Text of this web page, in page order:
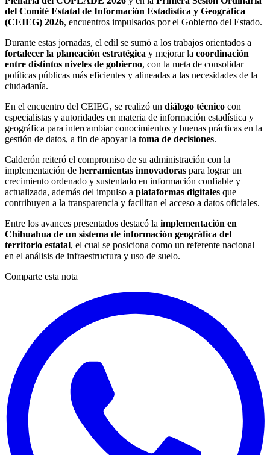
del Comité Estatal de Información Estadística y Geográfica
(CEIEG) 2026, encuentros impulsados por el Gobierno del Estado.
Durante estas jornadas, el edil se sumó a los trabajos orientados a
fortalecer la planeación estratégica y mejorar la coordinación
entre distintos niveles de gobierno, con la meta de consolidar
políticas públicas más eficientes y alineadas a las necesidades de la
ciudadanía.
En el encuentro del CEIEG, se realizó un diálogo técnico con
especialistas y autoridades en materia de información estadística y
geográfica para intercambiar conocimientos y buenas prácticas en la
gestión de datos, a fin de apoyar la toma de decisiones.
Calderón reiteró el compromiso de su administración con la
implementación de herramientas innovadoras para lograr un
crecimiento ordenado y sustentado en información confiable y
actualizada, además del impulso a plataformas digitales que
contribuyen a la transparencia y facilitan el acceso a datos oficiales.
Entre los avances presentados destacó la implementación en
Chihuahua de un sistema de información geográfica del
territorio estatal, el cual se posiciona como un referente nacional
en el análisis de infraestructura y uso de suelo.
Comparte esta nota